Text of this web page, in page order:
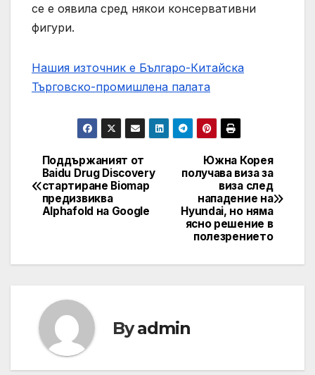
се е оявила сред някои консервативни
фигури.
Нашия източник е Българо-Китайска
Търговско-промишлена палaта
Post
navigation
Южна Корея
получава виза за
виза след
нападение на
Hyundai, но няма
ясно решение в
полезрението
Поддържаният от
Baidu Drug Discovery
стартиране Biomap
предизвиква
Alphafold на Google
Byadmin